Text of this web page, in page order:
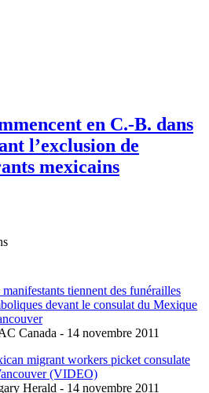
en C.-B. dans
l’exclusion de
mexicains
manifestants tiennent des funérailles
devant le consulat du Mexique
Canada - 14 novembre 2011
migrant workers picket consulate
(VIDEO)
Herald - 14 novembre 2011